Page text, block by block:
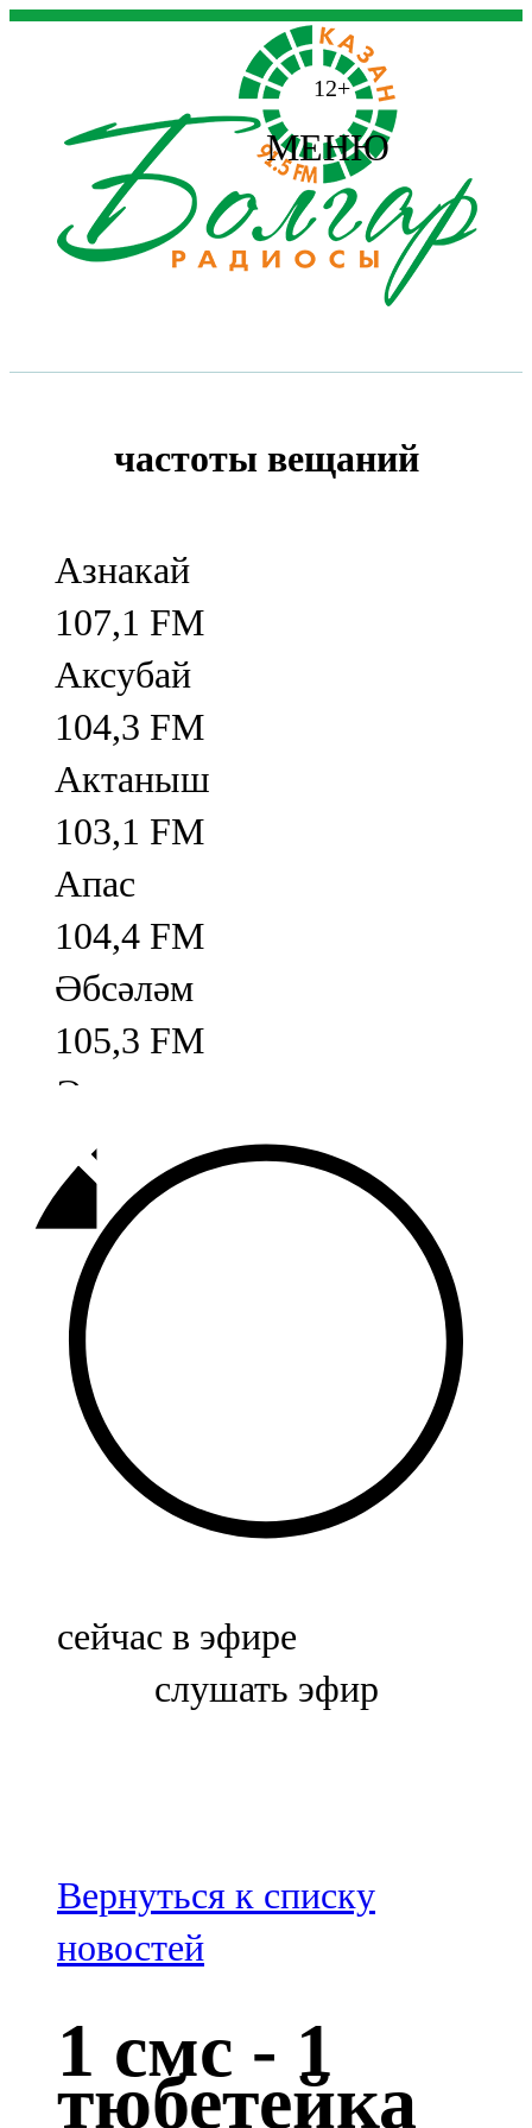
12+
МЕНЮ
частоты вещаний
Азнакай
107,1 FM
Аксубай
104,3 FM
Актаныш
103,1 FM
Апас
104,4 FM
Әбсәләм
105,3 FM
Әлмәт
92,9 FM
Базарлы матак
107,1 FM
Балык бистәсе
104,9 FM
Баулы
107,5 FM
Биләр
Болгар
100,3 FM
Зәй
106,6 FM
Кадыбаш
105,2 FM
сейчас в эфире
слушать эфир
Вернуться к списку
новостей
1 смс - 1
тюбетейка